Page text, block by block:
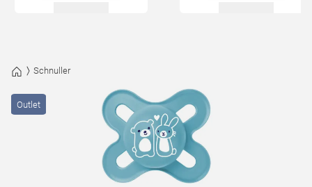
Schnuller
Outlet